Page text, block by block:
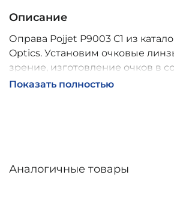
Описание
Оправа Pojjet P9003 C1 из
Optics. Установим очковые
зрение, изготовление очков в
мастерской, обычно 2–5 дней,
Показать полностью
Аналогичные товары